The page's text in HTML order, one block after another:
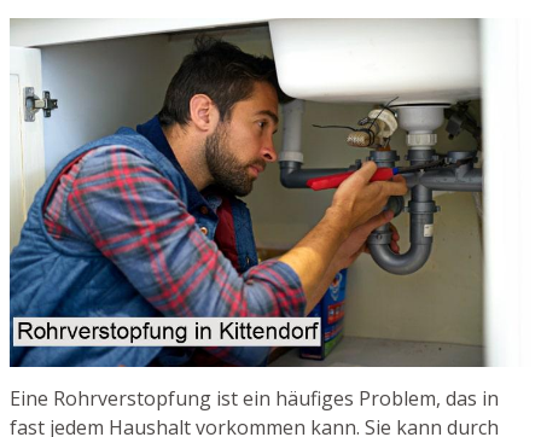
Eine Rohrverstopfung ist ein häufiges Problem, das in
fast jedem Haushalt vorkommen kann. Sie kann durch